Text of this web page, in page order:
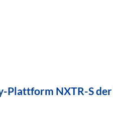
NXTR-S der